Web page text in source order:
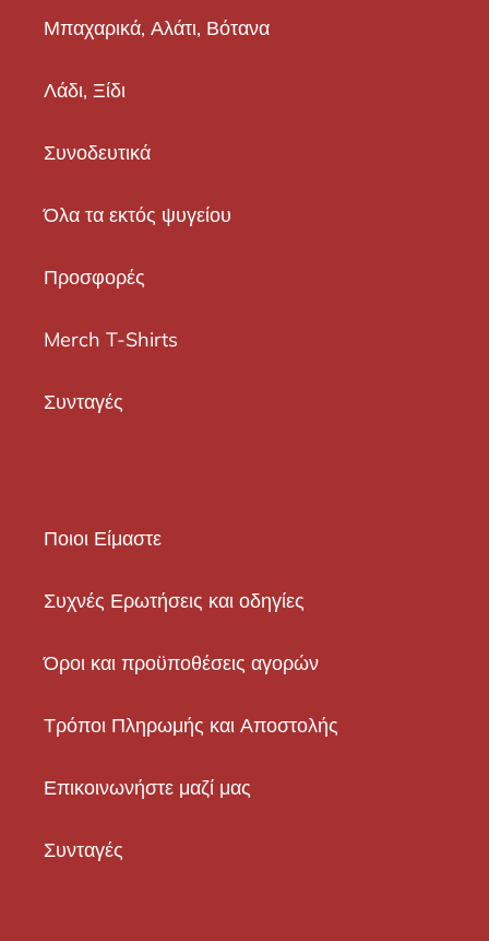
Μπαχαρικά, Αλάτι, Βότανα
Λάδι, Ξίδι
Συνοδευτικά
Όλα τα εκτός ψυγείου
Προσφορές
Merch T-Shirts
Συνταγές
Ποιοι Είμαστε
Συχνές Ερωτήσεις και οδηγίες
Όροι και προϋποθέσεις αγορών
Τρόποι Πληρωμής και Αποστολής
Επικοινωνήστε μαζί μας
Συνταγές